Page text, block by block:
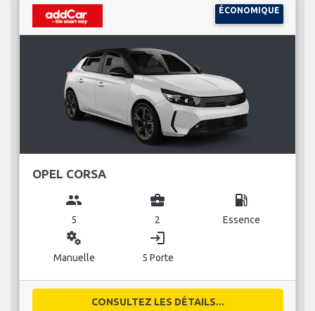
ÉCONOMIQUE
OPEL CORSA
group
5
business_center
2
local_gas_station
Essence
miscellaneous_services
Manuelle
login
5 Porte
CONSULTEZ LES DÉTAILS...